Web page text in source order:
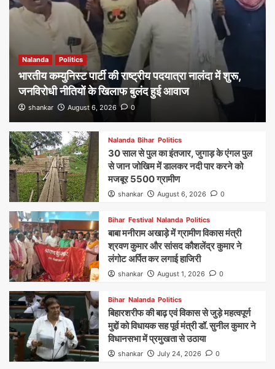
Nalanda Politics
भारतीय कम्युनिस्ट पार्टी की राष्ट्रीय पदयात्रा नालंदा में शुरू,
जनविरोधी नीतियों के खिलाफ बुलंद हुई आवाज
shankar August 6, 2026 0
Nalanda Bihar Politics
30 साल से पुल का इंतजार, जुगाड़ के एंगल पुल
से जान जोखिम में डालकर नदी पार करने को
मजबूर 5500 ग्रामीण
shankar August 6, 2026 0
Bihar Festival Nalanda Politics
बाबा मनीराम अखाड़े में ग्रामीण विकास मंत्री
श्रवण कुमार और सांसद कौशलेंद्र कुमार ने
लंगोट अर्पित कर लगाई हाजिरी
shankar August 1, 2026 0
Bihar Nalanda Politics
बिहारशरीफ की बाढ़ एवं विकास से जुड़े महत्वपूर्ण
मुद्दों को विधायक सह पूर्व मंत्री डॉ. सुनील कुमार ने
विधानसभा में प्रमुखता से उठाया
shankar July 24, 2026 0